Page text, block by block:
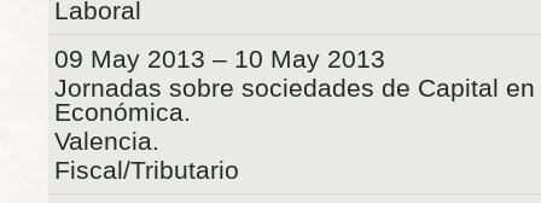
Laboral
09 May 2013 – 10 May 2013
Jornadas sobre sociedades de Capital
Económica.
Valencia.
Fiscal/Tributario